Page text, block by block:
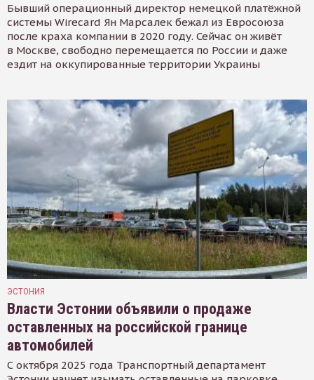
Бывший операционный директор немецкой платёжной
системы Wirecard Ян Марсалек бежал из Евросоюза
после краха компании в 2020 году. Сейчас он живёт
в Москве, свободно перемещается по России и даже
ездит на оккупированные территории Украины
ЭСТОНИЯ
Власти Эстонии объявили о продаже
оставленных на российской границе
автомобилей
С октября 2025 года Транспортный департамент